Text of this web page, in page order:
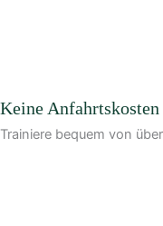
Keine Anfahrtskosten
Trainiere bequem von